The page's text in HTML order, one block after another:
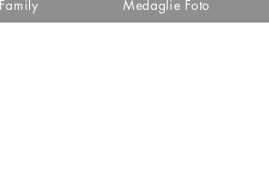
Family Medaglie Foto